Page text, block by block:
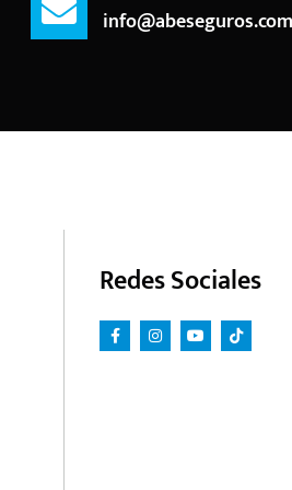
info@abeseguros.com
Redes Sociales